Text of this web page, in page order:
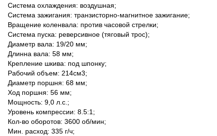
Система охлаждения: воздушная;
Система зажигания: транзисторно-магнитное зажигание;
Вращение коленвала: против часовой стрелки;
Система пуска: реверсивное (тяговый трос);
Диаметр вала: 19/20 мм;
Длинна вала: 58 мм;
Крепление шкива: под шпонку;
Рабочий объем: 214см3;
Диаметр поршня: 68 мм;
Ход поршня: 56 мм;
Мощность: 9,0 л.с.;
Уровень компрессии: 8.5:1;
Кол-во оборотов: 3600 об/мин;
Мин. расход: 335 г/ч;